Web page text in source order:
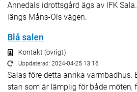
Annedals idrottsgård ägs av IFK
längs Måns-Ols vägen.
Blå salen
Kontakt (övrigt)
Uppdaterad: 2024-04-25 13:16
Salas före detta anrika varmbadhus.
stan som är lämplig för både möten,